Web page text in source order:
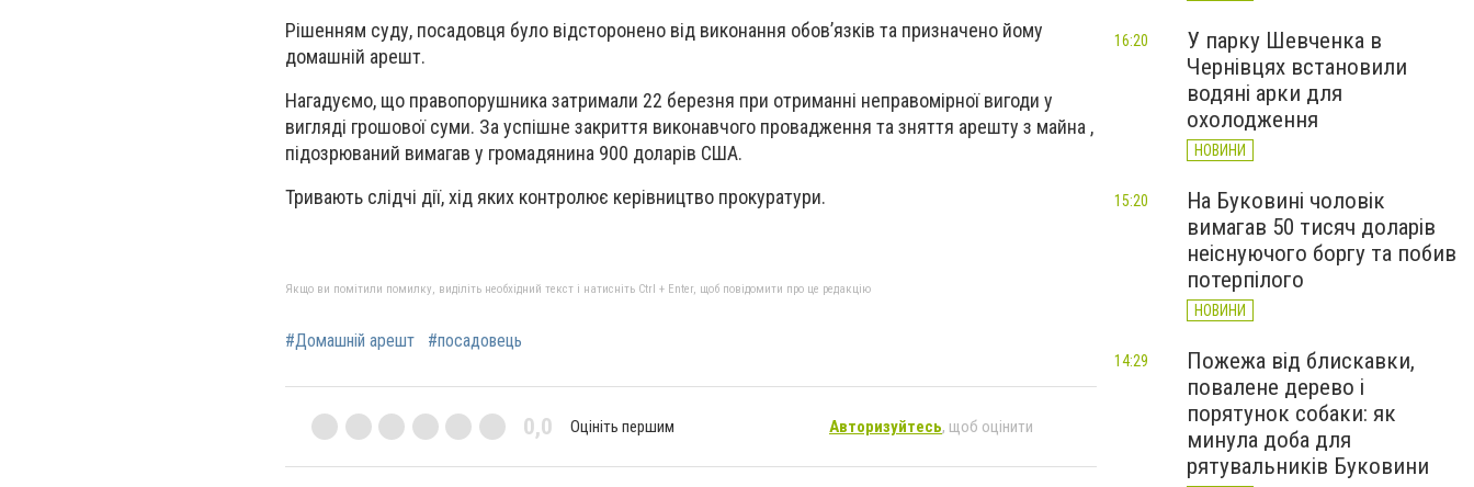
Рішенням суду, посадовця було відсторонено від виконання обов’язків та призначено йому
домашній арешт.
Нагадуємо, що правопорушника затримали 22 березня при отриманні неправомірної вигоди у
вигляді грошової суми. За успішне закриття виконавчого провадження та зняття арешту з майна ,
підозрюваний вимагав у громадянина 900 доларів США.
Тривають слідчі дії, хід яких контролює керівництво прокуратури.
Якщо ви помітили помилку, виділіть необхідний текст і натисніть Ctrl + Enter, щоб повідомити про це редакцію
#Домашній арешт #посадовець
0,0 Оцініть першим Авторизуйтесь, щоб оцінити
У парку Шевченка в
Чернівцях встановили
водяні арки для
охолодження
НОВИНИ
16:20
На Буковині чоловік
вимагав 50 тисяч доларів
неіснуючого боргу та побив
потерпілого
НОВИНИ
15:20
Пожежа від блискавки,
повалене дерево і
порятунок собаки: як
минула доба для
рятувальників Буковини
14:29